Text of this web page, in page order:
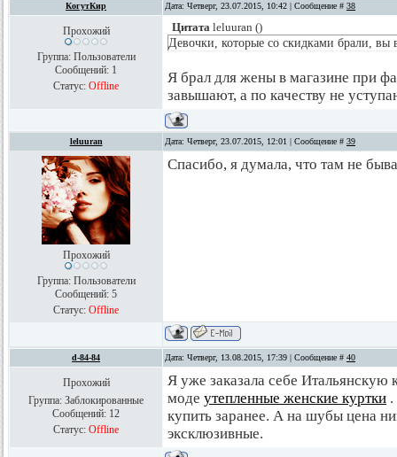
КогутКир Дата: Четверг, 23.07.2015, 10:42 | Сообщение # 38
Прохожий
Группа: Пользователи
Сообщений: 1
Статус: Offline
Цитата leluuran ()
Девочки, которые со скидками брали, вы
Я брал для жены в магазине при
завышают, а по качеству не
leluuran Дата: Четверг, 23.07.2015, 12:01 | Сообщение # 39
Прохожий
Группа: Пользователи
Сообщений: 5
Статус: Offline
Спасибо, я думала, что там не
d-84-84 Дата: Четверг, 13.08.2015, 17:39 | Сообщение # 40
Прохожий
Группа: Заблокированные
Сообщений: 12
Статус: Offline
Я уже заказала себе Итальянскую
моде утепленные женские куртки
купить заранее. А на шубы цена
эксклюзивные.